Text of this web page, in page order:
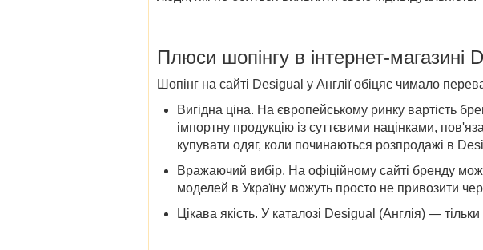
Плюси шопінгу в інтернет-магазині
Шопінг на сайті Desigual у Англії обіцяє чимало
Вигідна ціна. На європейському ринку вартість
імпортну продукцію із суттєвими націнками,
купувати одяг, коли починаються розпродажі в
Вражаючий вибір. На офіційному сайті бренду
моделей в Україну можуть просто не привозити
Цікава якість. У каталозі Desigual (Англія) — тільки